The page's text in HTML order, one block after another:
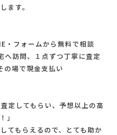
ます。
フォームから無料で相談
訪問、１点ずつ丁寧に査定
場で現金支払い
定してもらい、予想以上の高
」
てもらえるので、とても助か